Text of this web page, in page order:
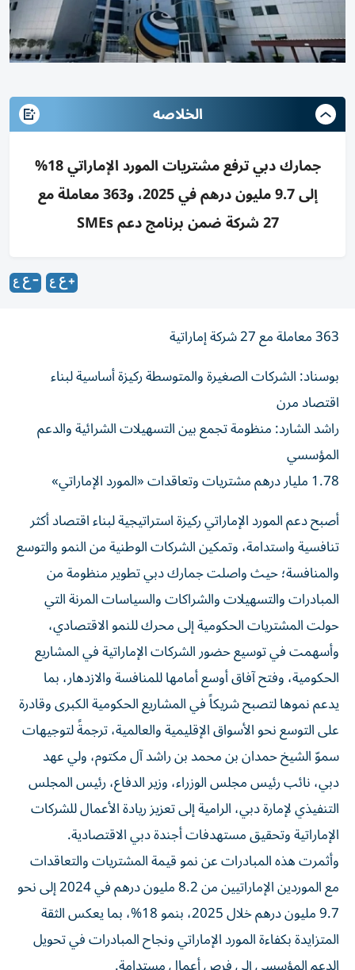
الخلاصه
جمارك دبي ترفع مشتريات المورد الإماراتي 18%
إلى 9.7 مليون درهم في 2025، و363 معاملة مع
27 شركة ضمن برنامج دعم SMEs
363 معاملة مع 27 شركة إماراتية
بوسناد: الشركات الصغيرة والمتوسطة ركيزة أساسية لبناء
اقتصاد مرن
راشد الشارد: منظومة تجمع بين التسهيلات الشرائية والدعم
المؤسسي
1.78 مليار درهم مشتريات وتعاقدات «المورد الإماراتي»
أصبح دعم المورد الإماراتي ركيزة استراتيجية لبناء اقتصاد أكثر
تنافسية واستدامة، وتمكين الشركات الوطنية من النمو والتوسع
والمنافسة؛ حيث واصلت جمارك دبي تطوير منظومة من
المبادرات والتسهيلات والشراكات والسياسات المرنة التي
حولت المشتريات الحكومية إلى محرك للنمو الاقتصادي،
وأسهمت في توسيع حضور الشركات الإماراتية في المشاريع
الحكومية، وفتح آفاق أوسع أمامها للمنافسة والازدهار، بما
يدعم نموها لتصبح شريكاً في المشاريع الحكومية الكبرى وقادرة
على التوسع نحو الأسواق الإقليمية والعالمية، ترجمةً لتوجيهات
سموّ الشيخ حمدان بن محمد بن راشد آل مكتوم، ولي عهد
دبي، نائب رئيس مجلس الوزراء، وزير الدفاع، رئيس المجلس
التنفيذي لإمارة دبي، الرامية إلى تعزيز ريادة الأعمال للشركات
الإماراتية وتحقيق مستهدفات أجندة دبي الاقتصادية.
وأثمرت هذه المبادرات عن نمو قيمة المشتريات والتعاقدات
مع الموردين الإماراتيين من 8.2 مليون درهم في 2024 إلى نحو
9.7 مليون درهم خلال 2025، بنمو 18%، بما يعكس الثقة
المتزايدة بكفاءة المورد الإماراتي ونجاح المبادرات في تحويل